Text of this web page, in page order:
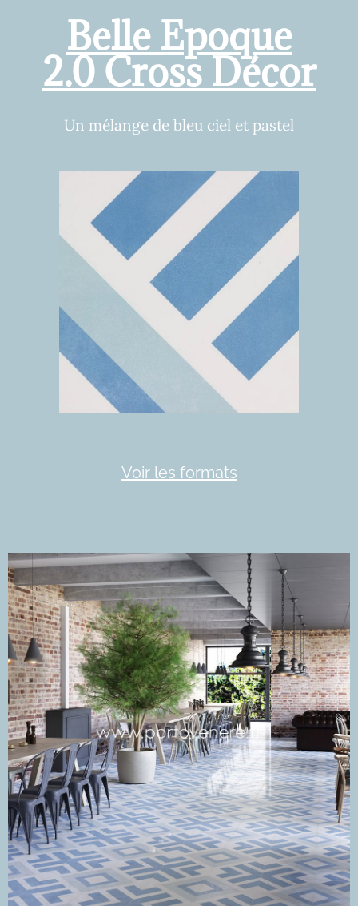
Belle Epoque
2.0 Cross Décor
Un mélange de bleu ciel et pastel
Voir les formats